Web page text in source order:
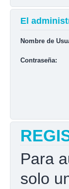
El
Nombre de
Contraseña:
Para
solo